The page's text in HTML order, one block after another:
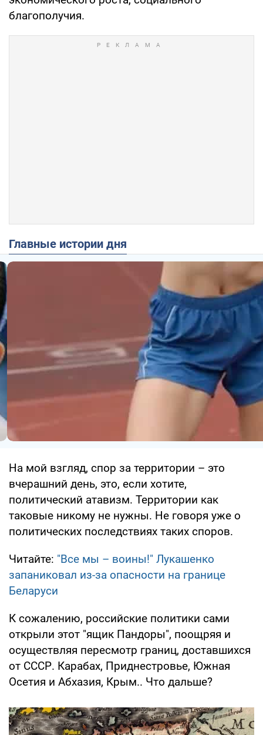
благополучия.
Главные истории дня
На мой взгляд, спор за территории – это
вчерашний день, это, если хотите,
политический атавизм. Территории как
таковые никому не нужны. Не говоря уже о
политических последствиях таких споров.
Читайте: "Все мы – воины!" Лукашенко
запаниковал из-за опасности на границе
Беларуси
К сожалению, российские политики сами
открыли этот "ящик Пандоры", поощряя и
осуществляя пересмотр границ, доставшихся
от СССР. Карабах, Приднестровье, Южная
Осетия и Абхазия, Крым.. Что дальше?